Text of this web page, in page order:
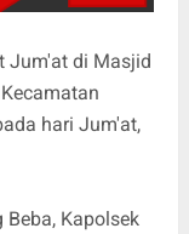
Jum'at di Masjid
hari Jum'at,
Kapolsek